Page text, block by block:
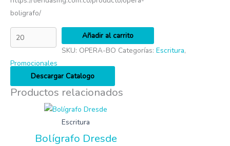
boligrafo/
Añadir al carrito
SKU: OPERA-BO Categorías: Escritura,
Promocionales
Descargar Catalogo
Productos relacionados
Escritura
Bolígrafo Dresde